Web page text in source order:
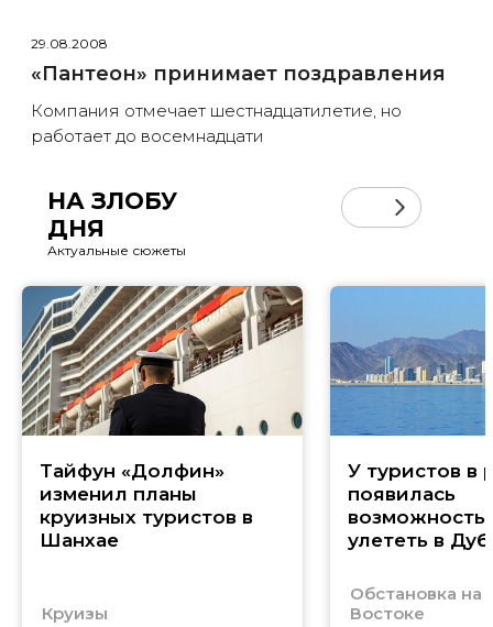
29.08.2008
«Пантеон» принимает поздравления
Компания отмечает шестнадцатилетие, но
работает до восемнадцати
НА ЗЛОБУ
ДНЯ
Актуальные сюжеты
Тайфун «Долфин»
изменил планы
круизных туристов в
Шанхае
Круизы
У туристов в
появилась
улететь в
Обстановка
Востоке